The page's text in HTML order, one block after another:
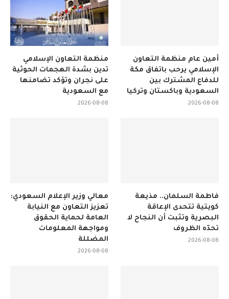
منظمة التعاون الإسلامي
تدين بشدة الهجمات الحوثية
على نجران وتؤكد تضامنها
مع السعودية
2026-08-08
أمين عام منظمة التعاون
الإسلامي يرحب باتفاق مكة
للدفاع المشترك بين
السعودية وباكستان وتركيا
2026-08-08
معالي وزير الإعلام السعودي:
تعزيز التعاون مع النيابة
العامة لحماية الحقوق
ومواجهة المعلومات
المضللة
2026-08-08
فاطمة السلمان.. مذيعة
كويتية تتحدى الإعاقة
البصرية وتثبت أن النجاح لا
تحدّه الظروف
2026-08-08